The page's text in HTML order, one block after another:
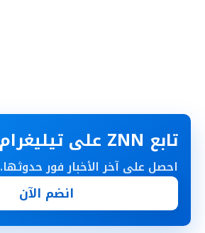
تابع ZNN على تيليغرام
احصل على آخر الأخبار فور حدوثها.
انضم الآن